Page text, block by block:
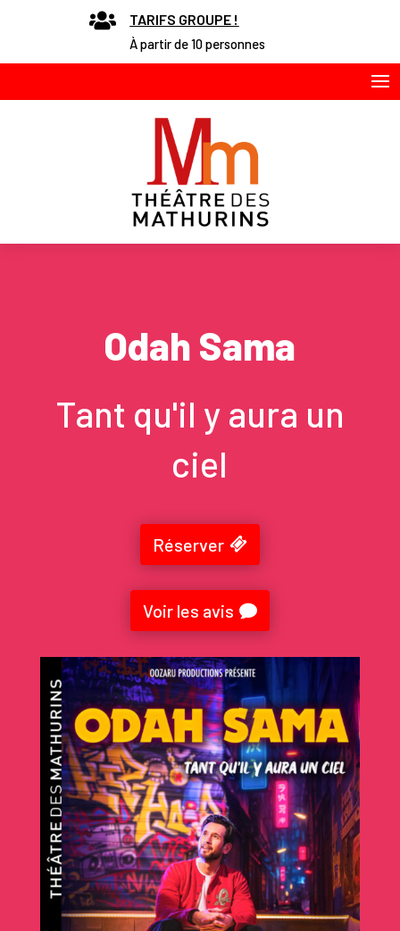
 TARIFS GROUPE !
À partir de 10 personnes
Odah Sama
Tant qu'il y aura un
ciel
Réserver
Voir les avis